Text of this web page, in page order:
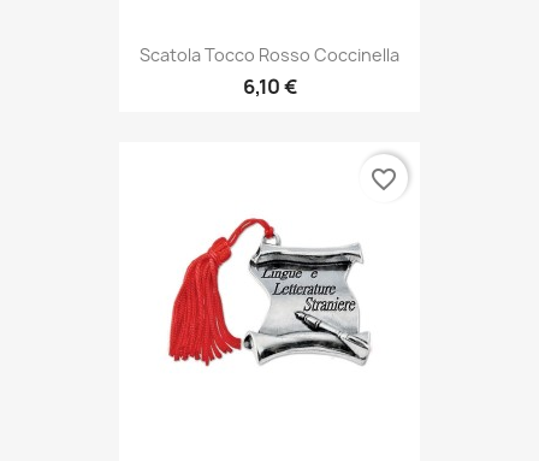
Scatola Tocco Rosso Coccinella
6,10 €
favorite_border